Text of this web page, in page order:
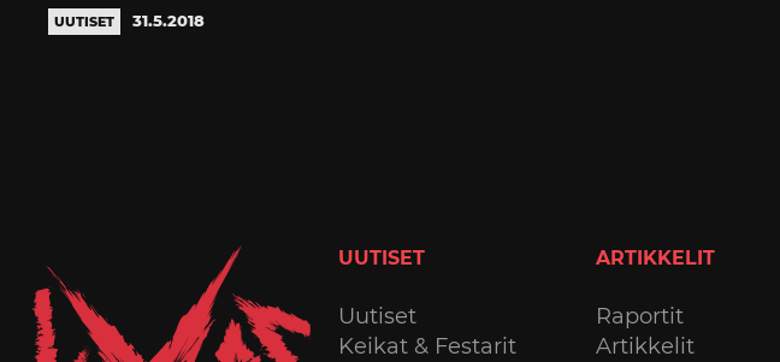
UUTISET 31.5.2018
UUTISET
Uutiset
Keikat & Festarit
ARTIKKELIT
Raportit
Artikkelit